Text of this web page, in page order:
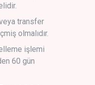
transfer
olmalıdır.
işlemi
60 gün